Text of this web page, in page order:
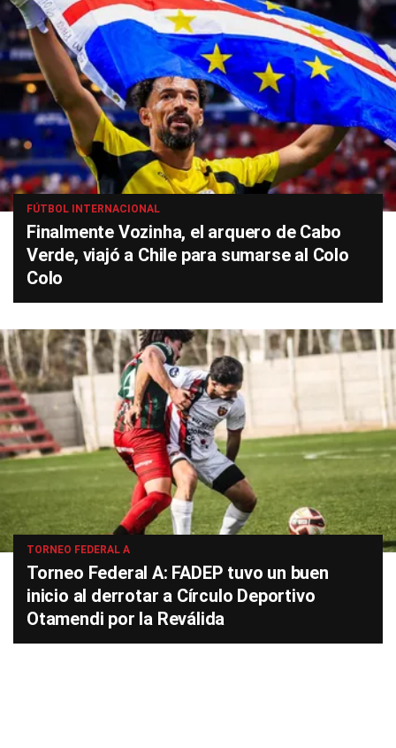
FÚTBOL INTERNACIONAL
Finalmente Vozinha, el arquero de Cabo
Verde, viajó a Chile para sumarse al Colo
Colo
TORNEO FEDERAL A
Torneo Federal A: FADEP tuvo un buen
inicio al derrotar a Círculo Deportivo
Otamendi por la Reválida